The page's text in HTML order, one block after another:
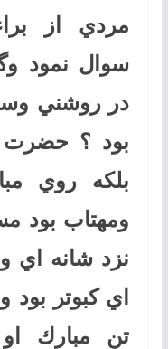
مردي از
سوال نمود
در روشني
بود ؟
بلكه روي
ومهتاب بود
نزد شانه اي
اي كبوتر
تن مبارك